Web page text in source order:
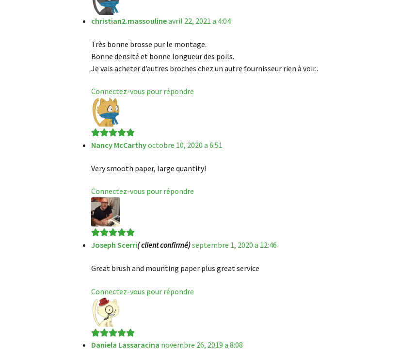
christian2.massoulineavril 22, 2021 a 4:04
Très bonne brosse pur le montage.
Bonne densité et bonne longueur des poils.
Je vais acheter d’autres broches chez un autre fournisseur rien à voir..
Connectez-vous pour répondre
Note5sur 5
Nancy McCarthyoctobre 10, 2020 a 6:51
Very smooth paper, large quantity!
Connectez-vous pour répondre
Note5sur 5
Joseph Scerri( client confirmé)septembre 1, 2020 a 12:46
Great brush and mounting paper plus great service
Connectez-vous pour répondre
Note5sur 5
Daniela Lassaracina novembre 26, 2019 a 8:08